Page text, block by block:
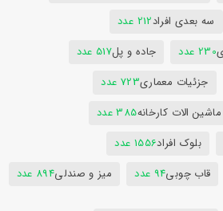
سه بعدی افراد212 عدد
230 عدد جاده و پل517 عدد
جزئیات معماری723 عدد
ماشین الات کارخانه385 عدد
بلوک افراد1556 عدد
قاب چوبی94 عدد میز و صندلی894 عدد